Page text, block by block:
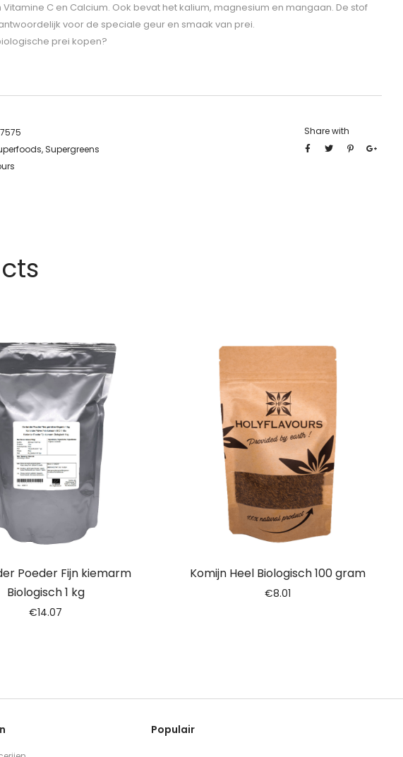
Vitamine C en Calcium. Ook bevat het kalium, magnesium en mangaan. De stof
voor de speciale geur en smaak van prei.
prei kopen?
, Supergreens
Share with
Poeder Fijn kiemarm
Biologisch 1 kg
€14.07
Komijn Heel Biologisch 100 gram
€8.01
Populair